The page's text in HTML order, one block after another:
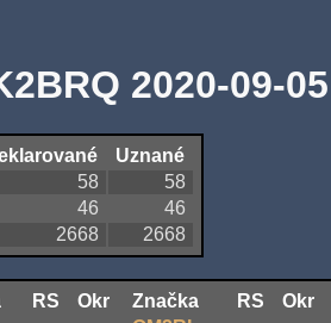
2020-09-05
Uznané
58
58
46
46
2668 2668
RS Okr Značka RS
Okr